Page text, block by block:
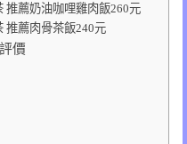
推薦奶油咖哩雞肉飯260元
推薦肉骨茶飯240元
價